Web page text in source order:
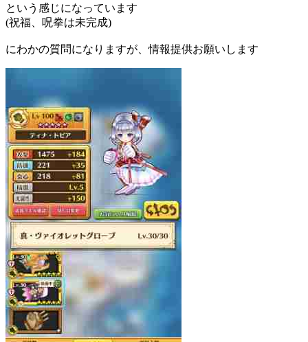
という感じになっています
(祝福、呪拳は未完成)
にわかの質問になりますが、情報提供お願いします